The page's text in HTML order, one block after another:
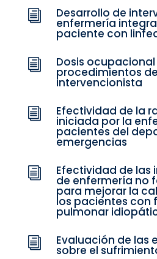
i Desarrollo de
enfermería
paciente con
i Dosis ocupacional
procedimientos
intervencionista
i Efectividad de la
iniciada por la
pacientes del
emergencias
i Efectividad de las
de enfermería no
para mejorar la
los pacientes con
pulmonar
i Evaluación de las
sobre el